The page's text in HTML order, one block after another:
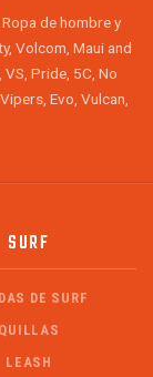
de hombre y
Volcom, Maui and
VS, Pride, 5C, No
Evo, Vulcan,
SURF
DE SURF
QUILLAS
LEASH